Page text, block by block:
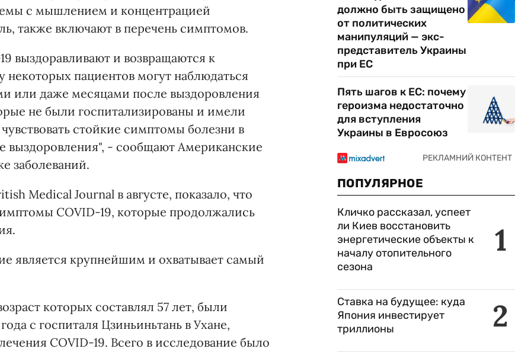
с мышлением и концентрацией
также включают в перечень симптомов.
выздоравливают и возвращаются к
пациентов могут наблюдаться
или даже месяцами после выздоровления
не были госпитализированы и имели
стойкие симптомы болезни в
выздоровления", - сообщают Американские
заболеваний.
Medical Journal в августе, показало, что
COVID-19, которые продолжались
является крупнейшим и охватывает самый
которых составлял 57 лет, были
с госпиталя Цзиньиньтань в Ухане,
COVID-19. Всего в исследование было
должно быть защищено
от политических
манипуляций — экс-
представитель Украины
при ЕС
Пять шагов к ЕС: почему
героизма недостаточно
для вступления
Украины в Евросоюз
ПОПУЛЯРНОЕ
1
Кличко рассказал, успеет
ли Киев восстановить
энергетические объекты к
началу отопительного
сезона
2
Ставка на будущее: куда
Япония инвестирует
триллионы